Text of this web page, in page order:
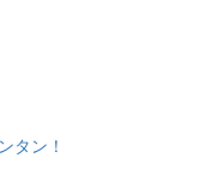
タン！